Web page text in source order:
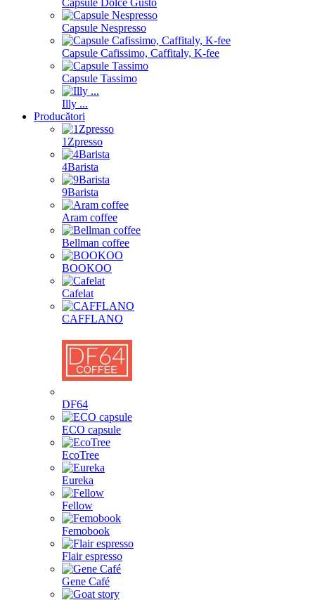
Capsule Dolce Gusto
Capsule Nespresso
Capsule Cafissimo, Caffitaly, K-fee
Capsule Tassimo
Illy ...
Producători
1Zpresso
4Barista
9Barista
Aram coffee
Bellman coffee
BOOKOO
Cafelat
CAFFLANO
DF64
ECO capsule
EcoTree
Eureka
Fellow
Femobook
Flair espresso
Gene Café